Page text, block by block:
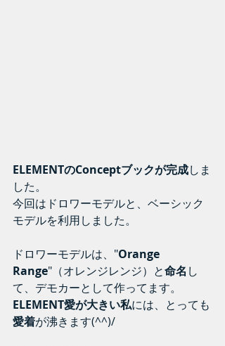
ELEMENTのConceptブックが完成しま
した。
今回はドロワーモデルと、ベーシック
モデルを利用しました。
ドロワーモデルは、"Orange
Range"（オレンジレンジ）と命名 し
て、デモカーとして作ってます。
ELEMENT愛が大きい私には、とっても
愛着が沸きます(^^)/